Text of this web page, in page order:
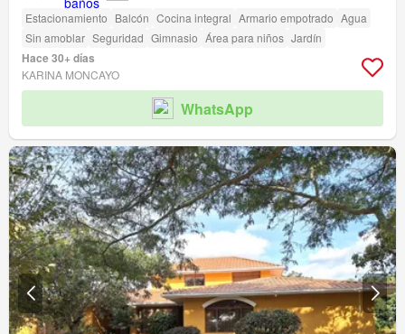
Estacionamiento Balcón Cocina integral Armario empotrado Agua
Sin amoblar Seguridad Gimnasio Área para niños Jardín
Hace 30+ días
KARINA MONCAYO
WhatsApp